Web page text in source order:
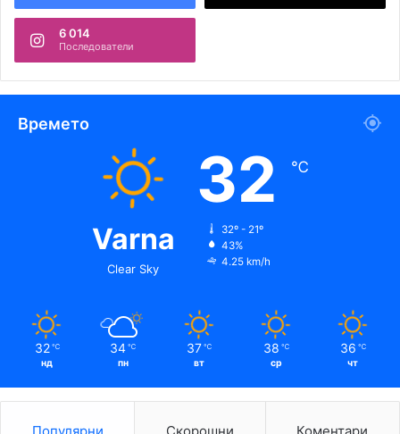
6 014
Последователи
Времето
Varna
Clear Sky
32 ℃
32º - 21º
43%
4.25 km/h
32 ℃
нд
34 ℃
пн
37 ℃
вт
38 ℃
ср
36 ℃
чт
Популярни Скорошни Коментари